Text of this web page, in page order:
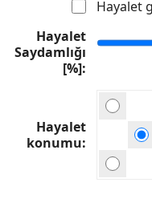
Hayalet
Hayalet
Saydamlığı
[%]
Hayalet
konumu